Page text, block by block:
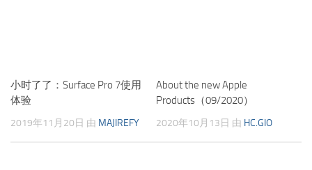
小时了了：Surface Pro 7使用
体验
2019年11月20日 由 MAJIREFY
About the new Apple
Products（09/2020）
2020年10月13日 由 HC.GIO